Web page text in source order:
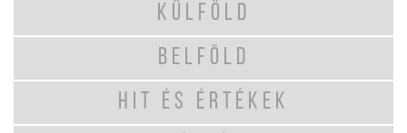
KÜLFÖLD
BELFÖLD
HIT ÉS ÉRTÉKEK